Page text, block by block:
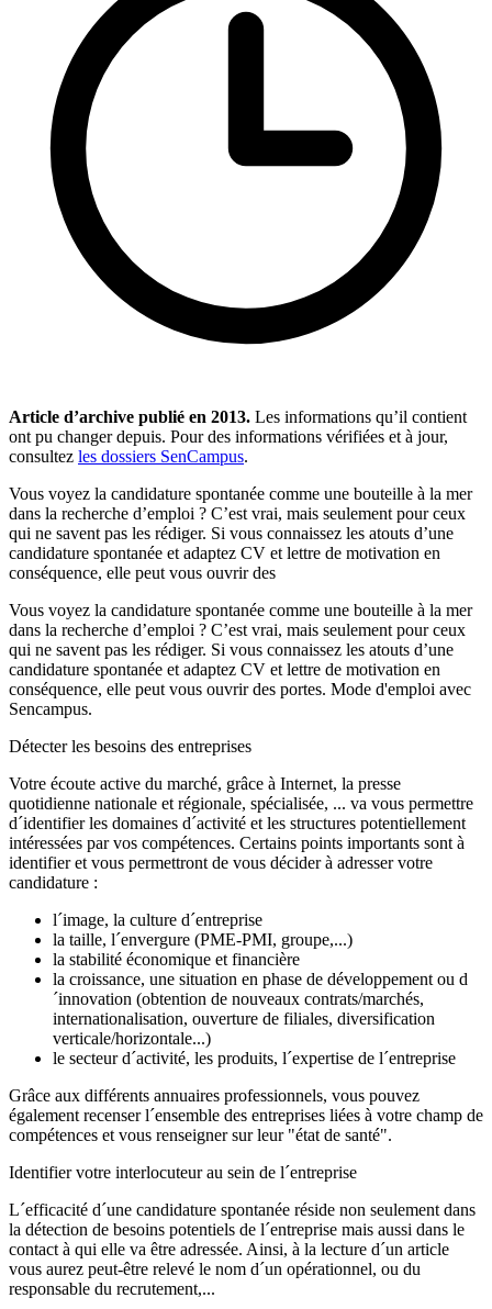
Article d’archive publié en 2013. Les informations qu’il contient
ont pu changer depuis. Pour des informations vérifiées et à jour,
consultez les dossiers SenCampus.
Vous voyez la candidature spontanée comme une bouteille à la mer
dans la recherche d’emploi ? C’est vrai, mais seulement pour ceux
qui ne savent pas les rédiger. Si vous connaissez les atouts d’une
candidature spontanée et adaptez CV et lettre de motivation en
conséquence, elle peut vous ouvrir des
Vous voyez la candidature spontanée comme une bouteille à la mer
dans la recherche d’emploi ? C’est vrai, mais seulement pour ceux
qui ne savent pas les rédiger. Si vous connaissez les atouts d’une
candidature spontanée et adaptez CV et lettre de motivation en
conséquence, elle peut vous ouvrir des portes. Mode d'emploi avec
Sencampus.
Détecter les besoins des entreprises
Votre écoute active du marché, grâce à Internet, la presse
quotidienne nationale et régionale, spécialisée, ... va vous permettre
d´identifier les domaines d´activité et les structures potentiellement
intéressées par vos compétences. Certains points importants sont à
identifier et vous permettront de vous décider à adresser votre
candidature :
l´image, la culture d´entreprise
la taille, l´envergure (PME-PMI, groupe,...)
la stabilité économique et financière
la croissance, une situation en phase de développement ou d
´innovation (obtention de nouveaux contrats/marchés,
internationalisation, ouverture de filiales, diversification
verticale/horizontale...)
le secteur d´activité, les produits, l´expertise de l´entreprise
Grâce aux différents annuaires professionnels, vous pouvez
également recenser l´ensemble des entreprises liées à votre champ de
compétences et vous renseigner sur leur "état de santé".
Identifier votre interlocuteur au sein de l´entreprise
L´efficacité d´une candidature spontanée réside non seulement dans
la détection de besoins potentiels de l´entreprise mais aussi dans le
contact à qui elle va être adressée. Ainsi, à la lecture d´un article
vous aurez peut-être relevé le nom d´un opérationnel, ou du
responsable du recrutement,...